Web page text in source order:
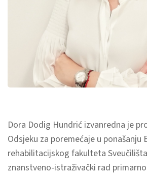
Dora Dodig Hundrić izvanredna je
Odsjeku za poremećaje u ponašanju
rehabilitacijskog fakulteta
znanstveno-istraživački rad